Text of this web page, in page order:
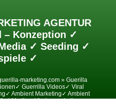
AGENTUR
– Konzeption ✓
✓ Seeding ✓
✓
marketing.com » Guerilla
Guerrilla Videos✓ Viral
Ambient Marketing✓ Ambient
Media✓ Viralesmarketing✓